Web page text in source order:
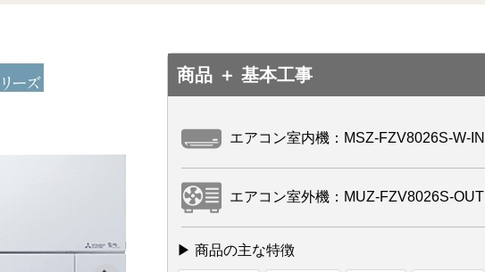
商品 ＋ 基本工事
エアコン室内機：MSZ-FZV8026S-W-IN
エアコン室外機：MUZ-FZV8026S-OUT
▶ 商品の主な特徴